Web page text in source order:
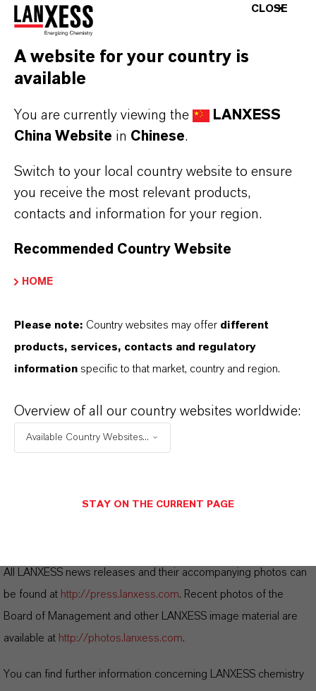
目前，尽管对POP可持续产品的需求主要还是
来自欧洲。但是，朗盛也同时看到了亚洲和美
国市场的巨大潜力，因为这些地区的竞争对手
品的解决方案。“我们肯定期待在可持续发展领
市场中对于要创新的、可持续的产品的需求会
日渐增长。而如果我们把处于产业最新最前端
的产品推向市场，我们可以相信未来我们的产
如需了解关于朗盛高品质工业中间体业务部及
https://lanxess.com/en/Company/Corporate-
Structure/Business-Units/Advanced-Industrial-
Intermediates。
关于朗盛
All LANXESS news releases and their accompanying photos can
be found at http://press.lanxess.com. Recent photos of the
Board of Management and other LANXESS image material are
available at http://photos.lanxess.com.
You can find further information concerning LANXESS chemistry
CLOSE
A website for your country is
available
You are currently viewing the
LANXESS
China Website in Chinese.
Switch to your local country website to ensure
you receive the most relevant products,
contacts and information for your region.
Recommended Country Website
HOME
Please note: Country websites may offer different
products, services, contacts and regulatory
information specific to that market, country and region.
Overview of all our country websites worldwide:
Available Country Websites...
STAY ON THE CURRENT PAGE